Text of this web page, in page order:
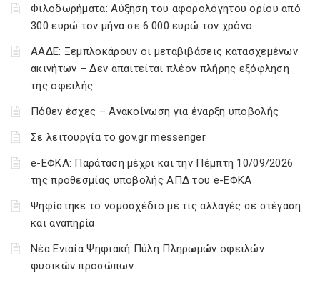
Φιλοδωρήματα: Αύξηση του αφορολόγητου ορίου από
300 ευρώ τον μήνα σε 6.000 ευρώ τον χρόνο
ΑΑΔΕ: Ξεμπλοκάρουν οι μεταβιβάσεις κατασχεμένων
ακινήτων – Δεν απαιτείται πλέον πλήρης εξόφληση
της οφειλής
Πόθεν έσχες – Ανακοίνωση για έναρξη υποβολής
Σε λειτουργία το gov.gr messenger
e-ΕΦΚΑ: Παράταση μέχρι και την Πέμπτη 10/09/2026
της προθεσμίας υποβολής ΑΠΔ του e-ΕΦΚΑ
Ψηφίστηκε το νομοσχέδιο με τις αλλαγές σε στέγαση
και αναπηρία
Νέα Ενιαία Ψηφιακή Πύλη Πληρωμών οφειλών
φυσικών προσώπων